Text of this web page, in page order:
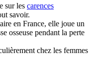
sur les carences
savoir.
en France, elle joue un
osseuse pendant la perte
chez les femmes